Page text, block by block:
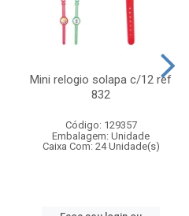
Mini relogio solapa c/12 ref
832
Código: 129357
Embalagem: Unidade
Caixa Com: 24 Unidade(s)